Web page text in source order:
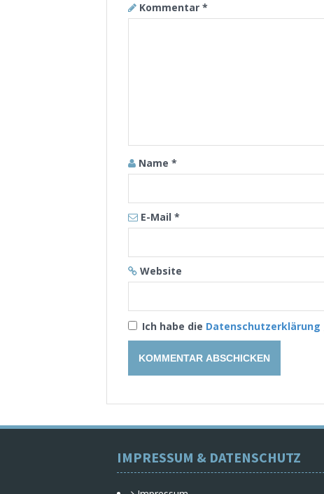
Kommentar *
Name *
E-Mail *
Website
Ich habe die Datenschutzerklärung
IMPRESSUM & DATENSCHUTZ